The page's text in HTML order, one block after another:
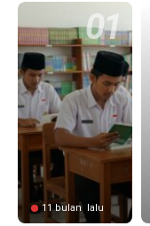
11 bulan lalu